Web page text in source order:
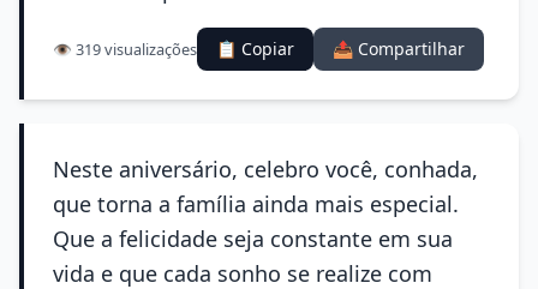
👁️ 319 visualizações 📋 Copiar 📤 Compartilhar
Neste aniversário, celebro você, conhada,
que torna a família ainda mais especial.
Que a felicidade seja constante em sua
vida e que cada sonho se realize com